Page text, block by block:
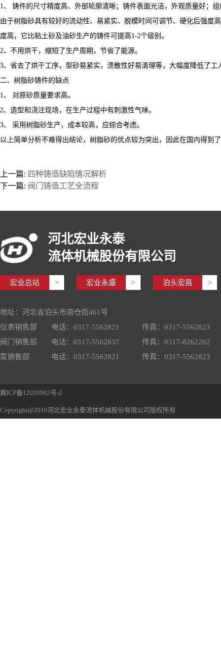
1、 铸件的尺寸精度高、外部轮廓清晰；铸件表面光洁，外观质量好；
由于树脂砂具有较好的流动性、易紧实、脱模时间可调节、硬化后强度
度高，它比粘土砂及油砂生产的铸件可提高1-2个级别。
2、不用烘干，缩短了生产周期，节省了能源。
3、省去了烘干工序，型砂易紧实，溃散性好易清理等，大幅度降低了
二、树脂砂铸件的缺点
1、 对原砂质量要求高。
2、造型和浇注现场，在生产过程中有刺激性气味。
3、 采用树脂砂生产，成本较高，应综合考虑。
以上简单分析不难得出结论，树脂砂的优点较为突出，因此在国内得到
上一篇: 四种铸造缺陷情况解析
下一篇: 阀门铸造工艺全流程
河北宏业永泰
流体机械股份有限公司
宏业总站 > 宏业永盛 > 泊头宏昌 >
地址：河北省泊头市南仓街461号
仪表销售部
电话：0317-5562821
传真：0317-5562823
阀门销售部
电话：0317-5562837
传真：0317-8262202
泵销售部
电话：0317-5562821 传真：0317-5562823
冀ICP备12020982号-2
Copyright@2016河北宏业永泰流体机械股份有限公司版权所有